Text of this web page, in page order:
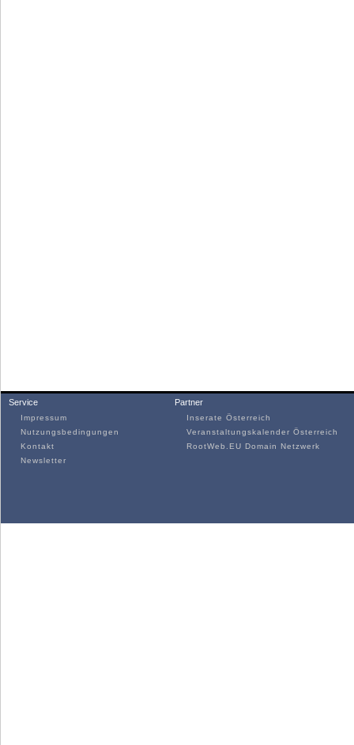
Service
Impressum
Nutzungsbedingungen
Kontakt
Newsletter
Partner
Inserate Österreich
Veranstaltungskalender Österreich
RootWeb.EU Domain Netzwerk